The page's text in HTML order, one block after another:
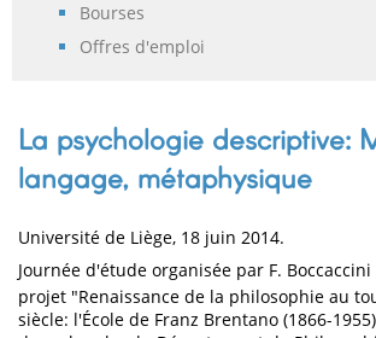
Bourses
Offres d'emploi
La psychologie descriptive:
langage, métaphysique
Université de Liège, 18 juin 2014.
Journée d'étude organisée par F.
projet "Renaissance de la philosophie au
siècle: l'École de Franz Brentano (1866-